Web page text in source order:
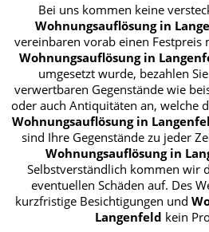
Bei uns kommen keine
Wohnungsauflösung in
vereinbaren vorab einen Festpreis
Wohnungsauflösung in
umgesetzt wurde, bezahlen
verwertbaren Gegenstände wie
oder auch Antiquitäten an, welche
Wohnungsauflösung in
sind Ihre Gegenstände zu jeder
Wohnungsauflösung in
Selbstverständlich kommen wir
eventuellen Schäden auf. Des
kurzfristige Besichtigungen und
Langenfeld kein